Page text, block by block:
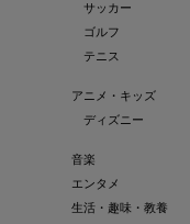
サッカー
ゴルフ
テニス
アニメ・キッズ
ディズニー
音楽
エンタメ
生活・趣味・教養